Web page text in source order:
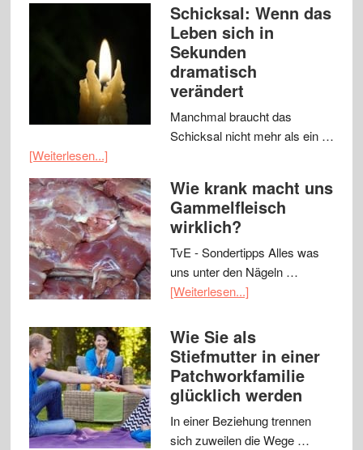
Schicksal: Wenn das
Leben sich in
Sekunden
dramatisch
verändert
Manchmal braucht das
Schicksal nicht mehr als ein …
[Weiterlesen...]
Wie krank macht uns
Gammelfleisch
wirklich?
TvE - Sondertipps Alles was
uns unter den Nägeln …
[Weiterlesen...]
Wie Sie als
Stiefmutter in einer
Patchworkfamilie
glücklich werden
In einer Beziehung trennen
sich zuweilen die Wege …